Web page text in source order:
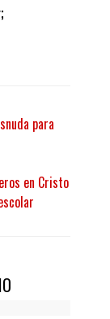
para
en Cristo